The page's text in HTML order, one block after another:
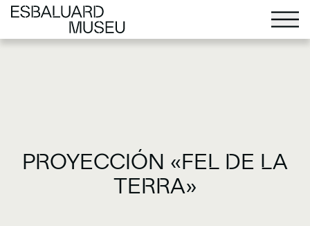
PROYECCIÓN «FEL DE LA
TERRA»